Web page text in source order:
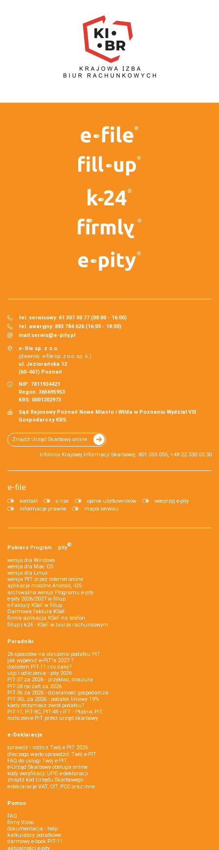
tel. serwisowy: 61 307 00 77 (08:00 - 16:00)
tel. awaryjny: 883 784 626 (16:00 - 18:00)
mail:serwis@e-pity.pl
e-file sp. z o.o.
(dawniej: e-file sp. z o.o. sp. k.)
ul. Jeziorańska 12
(60-461) Poznań
NIP: 7811934421
Regon: 365695953
KRS: 0001202973
Sąd Rejonowy Poznań Nowe Miasto i Wilda w Poznaniu Wydział VIII
Gospodarczy KRS.
Znajdź Urząd Skarbowy online
Infolinia Krajowej Informacji Skarbowej: 801 055 055, +48 22 330 03 30
e-file
kontakt o nas opinie użytkowników
wesprzyj e-pity
informacje prawne
mapa serwisu
Pobierz Program e‑pity®
wersja dla Windows
wersja dla Mac OS
wersja dla Linux
wersja PIT przez internet online
aplikacje mobilne Android, iOS
archiwalna wersja Programu e-pity
e-pity 2026/2027 w fillup
e‑Faktury KSeF w fillup
Darmowa faktura KSeF
firmly aplikacja KSeF na telefon
fillup | k24 - KSeF w biurze rachunkowym
Poradniki
26 sposobów na obniżenie podatku PIT
jak wypełnić e-PIT'a 2027 ?
dostałem PIT-11 i co dalej?
ulgi i odliczenia - pity 2026
PIT-37 za 2026 - przykład, broszura
PIT-28 ryczałt za 2026
PIT-36 za 2026 - działalność gospodarcza
PIT-36L za 2026 - podatek liniowy 19%
kiedy otrzymasz zwrot podatku?
PIT-11, PIT-8C, PIT-4R i IFT - Płatnik PIT
rozliczenie PIT przez urząd skarbowy
e-Deklaracje
sprawdź i rozlicz Twój e PIT 2026
dlaczego warto sprawdzić Twój e-PIT
FAQ do usługi Twój e-PIT
e-Urząd Skarbowy obsługa online
kody weryfikacji UPO e-deklaracji
znajdź kod Urzędu Skarbowego
e-deklaracje VAT, CIT, PCC oraz inne
Pomoc
FAQ
filmy Video
dokumentacja - help
kalkulatory podatkowe
darmowy e-book PIT-11
aktualności e-pity